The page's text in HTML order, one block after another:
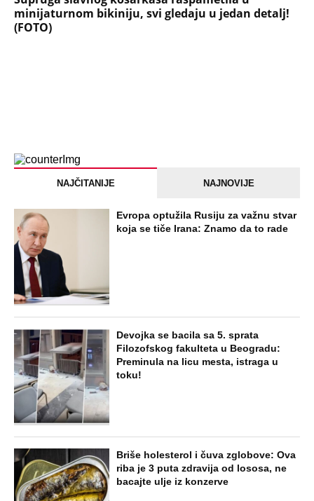
minijaturnom bikiniju, svi gledaju u jedan detalj!
(FOTO)
NAJČITANIJE NAJNOVIJE
Evropa optužila Rusiju za važnu stvar
koja se tiče Irana: Znamo da to rade
Devojka se bacila sa 5. sprata
Filozofskog fakulteta u Beogradu:
Preminula na licu mesta, istraga u
toku!
Briše holesterol i čuva zglobove: Ova
riba je 3 puta zdravija od lososa, ne
bacajte ulje iz konzerve